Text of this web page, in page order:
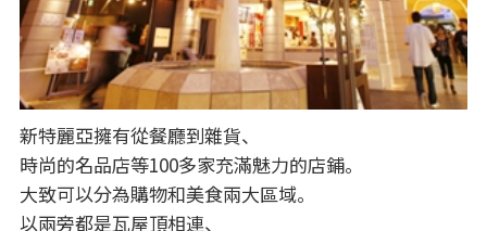
新特麗亞擁有從餐廳到雜貨、
時尚的名品店等100多家充滿魅力的店鋪。
大致可以分為購物和美食兩大區域。
以兩旁都是瓦屋頂相連、